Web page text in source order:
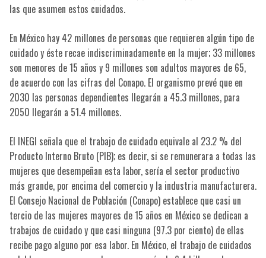
las que asumen estos cuidados.
En México hay 42 millones de personas que requieren algún tipo de
cuidado y éste recae indiscriminadamente en la mujer; 33 millones
son menores de 15 años y 9 millones son adultos mayores de 65,
de acuerdo con las cifras del Conapo. El organismo prevé que en
2030 las personas dependientes llegarán a 45.3 millones, para
2050 llegarán a 51.4 millones.
El INEGI señala que el trabajo de cuidado equivale al 23.2 % del
Producto Interno Bruto (PIB); es decir, si se remunerara a todas las
mujeres que desempeñan esta labor, sería el sector productivo
más grande, por encima del comercio y la industria manufacturera.
El Consejo Nacional de Población (Conapo) establece que casi un
tercio de las mujeres mayores de 15 años en México se dedican a
trabajos de cuidado y que casi ninguna (97.3 por ciento) de ellas
recibe pago alguno por esa labor. En México, el trabajo de cuidados